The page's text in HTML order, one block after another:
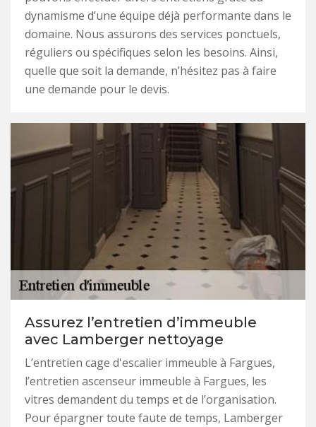
dynamisme d’une équipe déjà performante dans le
domaine. Nous assurons des services ponctuels,
réguliers ou spécifiques selon les besoins. Ainsi,
quelle que soit la demande, n’hésitez pas à faire
une demande pour le devis.
Assurez l’entretien d’immeuble
avec Lamberger nettoyage
L’entretien cage d'escalier immeuble à Fargues,
l’entretien ascenseur immeuble à Fargues, les
vitres demandent du temps et de l’organisation.
Pour épargner toute faute de temps, Lamberger